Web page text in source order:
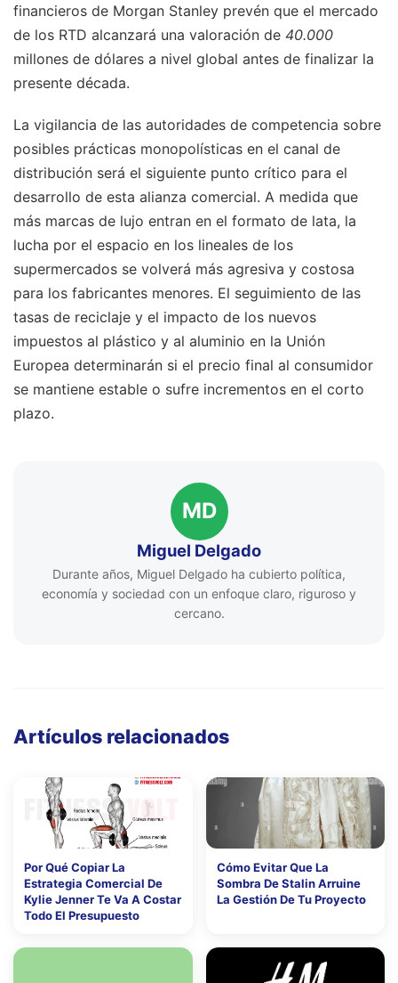
financieros de Morgan Stanley prevén que el mercado
de los RTD alcanzará una valoración de 40.000
millones de dólares a nivel global antes de finalizar la
presente década.
La vigilancia de las autoridades de competencia sobre
posibles prácticas monopolísticas en el canal de
distribución será el siguiente punto crítico para el
desarrollo de esta alianza comercial. A medida que
más marcas de lujo entran en el formato de lata, la
lucha por el espacio en los lineales de los
supermercados se volverá más agresiva y costosa
para los fabricantes menores. El seguimiento de las
tasas de reciclaje y el impacto de los nuevos
impuestos al plástico y al aluminio en la Unión
Europea determinarán si el precio final al consumidor
se mantiene estable o sufre incrementos en el corto
plazo.
MD
Miguel Delgado
Durante años, Miguel Delgado ha cubierto política,
economía y sociedad con un enfoque claro, riguroso y
cercano.
Artículos relacionados
Por Qué Copiar La
Estrategia Comercial De
Kylie Jenner Te Va A Costar
Todo El Presupuesto
Cómo Evitar Que La
Sombra De Stalin Arruine
La Gestión De Tu Proyecto